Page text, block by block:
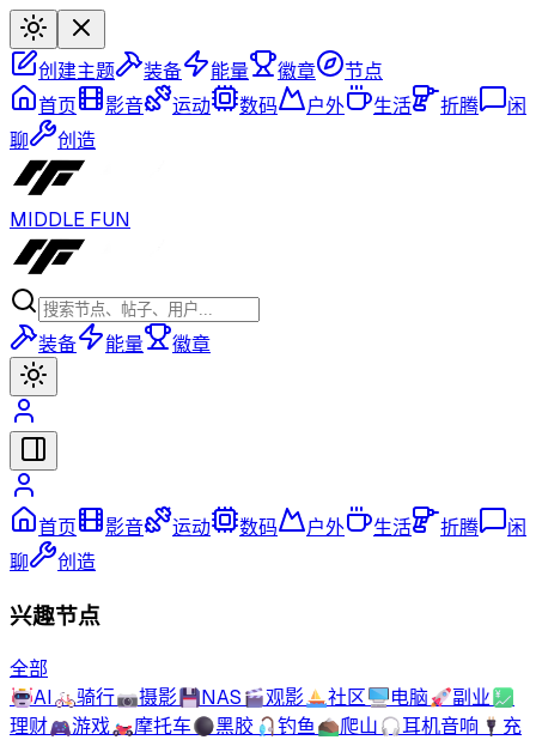
创建主题 装备 能量 徽章
节点
首页
影音 运动 数码 户外 生活 折腾
闲
聊
创造
MIDDLE FUN
装备 能量 徽章
首页 影音 运动 数码 户外 生活 折腾
闲
聊
创造
兴趣节点
全部
🤖AI🚲骑行📷摄影💾NAS🎬观影⛵社区🖥️电脑🚀副业💹
理财🎮游戏🏍️摩托车⚫黑胶 🎣钓鱼⛰️爬山🎧耳机音响 🔌 充